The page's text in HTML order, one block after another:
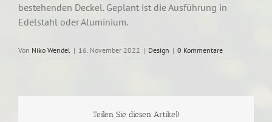
bestehenden Deckel. Geplant ist die Ausführung in
Edelstahl oder Aluminium.
Von Niko Wendel | 16. November 2022 | Design | 0 Kommentare
Teilen Sie diesen Artikel!